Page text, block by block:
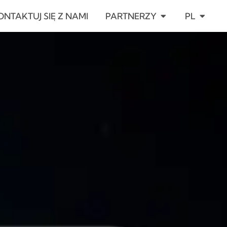
SIĘ Z NAMI PARTNERZY OPEN PL OPEN